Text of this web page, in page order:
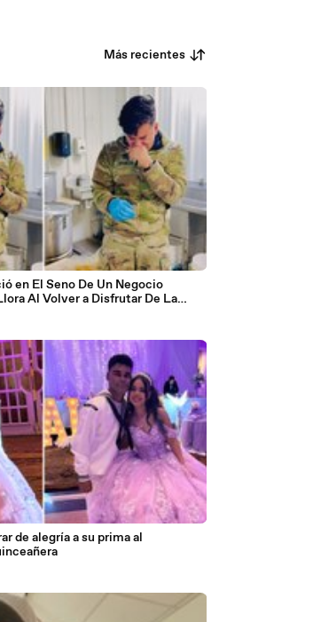
Más recientes
en El Seno De Un Negocio
Al Volver a Disfrutar De La
de alegría a su prima al